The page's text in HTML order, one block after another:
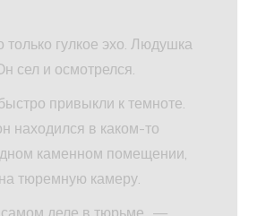
только гулкое эхо. Людушка
сел и осмотрелся.
привыкли к темноте.
находился в каком-то
каменном помещении,
тюремную камеру.